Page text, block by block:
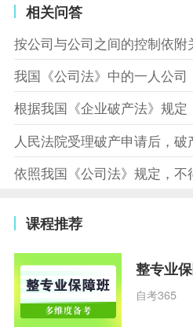
相关问答
按公司与公司之间的控制依
我国《公司法》中的一人公
根据我国《企业破产法》规
人民法院受理破产申请后，
依照我国《公司法》规定，
课程推荐
整专业
自考365